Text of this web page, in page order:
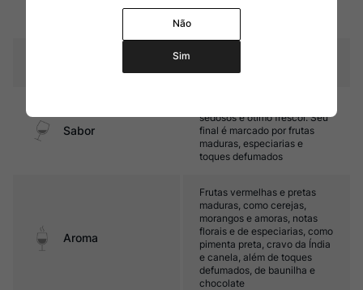
Amadurecimento
16 meses em barricas de
Sabor
sedosos e ótimo frescor. Seu
final é marcado por frutas
maduras, especiarias e
toques defumados
Aroma
Frutas vermelhas e pretas
maduras, como cerejas,
morangos e amoras, notas
florais e de especiarias, como
pimenta preta, cravo da Índia
e canela, além de toques
defumados, de baunilha e
chocolate
Não
Sim